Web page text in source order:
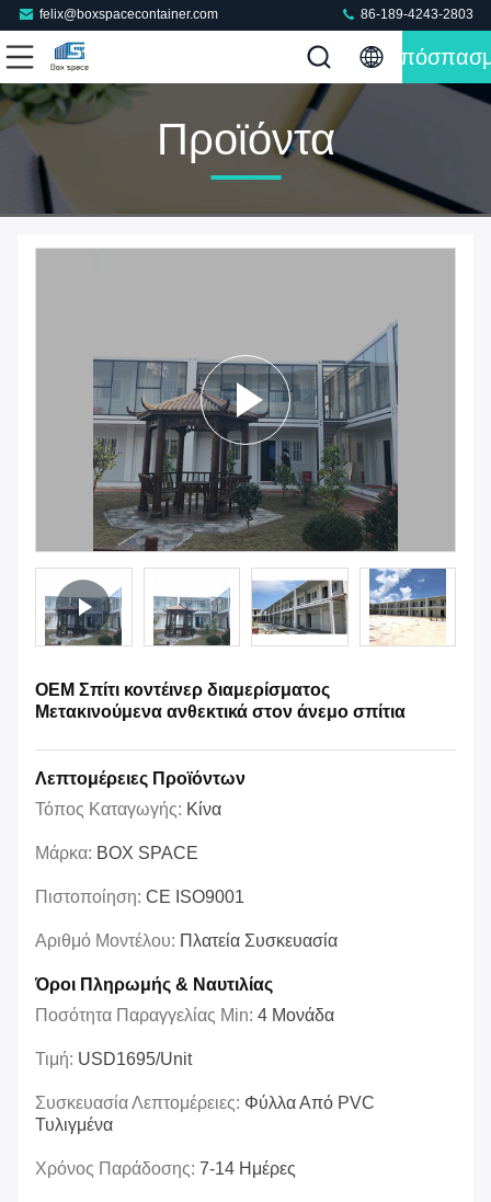
felix@boxspacecontainer.com 86-189-4243-2803
Προϊόντα
OEM Σπίτι κοντέινερ διαμερίσματος
Μετακινούμενα ανθεκτικά στον άνεμο σπίτια
Λεπτομέρειες Προϊόντων
Τόπος Καταγωγής: Κίνα
Μάρκα: BOX SPACE
Πιστοποίηση: CE ISO9001
Αριθμό Μοντέλου: Πλατεία Συσκευασία
Όροι Πληρωμής & Ναυτιλίας
Ποσότητα Παραγγελίας Min: 4 Μονάδα
Τιμή: USD1695/unit
Συσκευασία Λεπτομέρειες: Φύλλα Από PVC
Τυλιγμένα
Χρόνος Παράδοσης: 7-14 Ημέρες